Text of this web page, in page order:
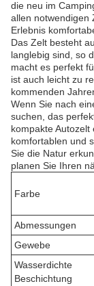
die neu im
allen notwendigen
Erlebnis
Das Zelt besteht
langlebig sind, so
macht es perfekt
ist auch leicht zu
kommenden
Wenn Sie nach
suchen, das
kompakte Autozelt
komfortablen und
Sie die Natur
planen Sie Ihren
Farbe
Abmessungen
Gewebe
Wasserdichte
Beschichtung